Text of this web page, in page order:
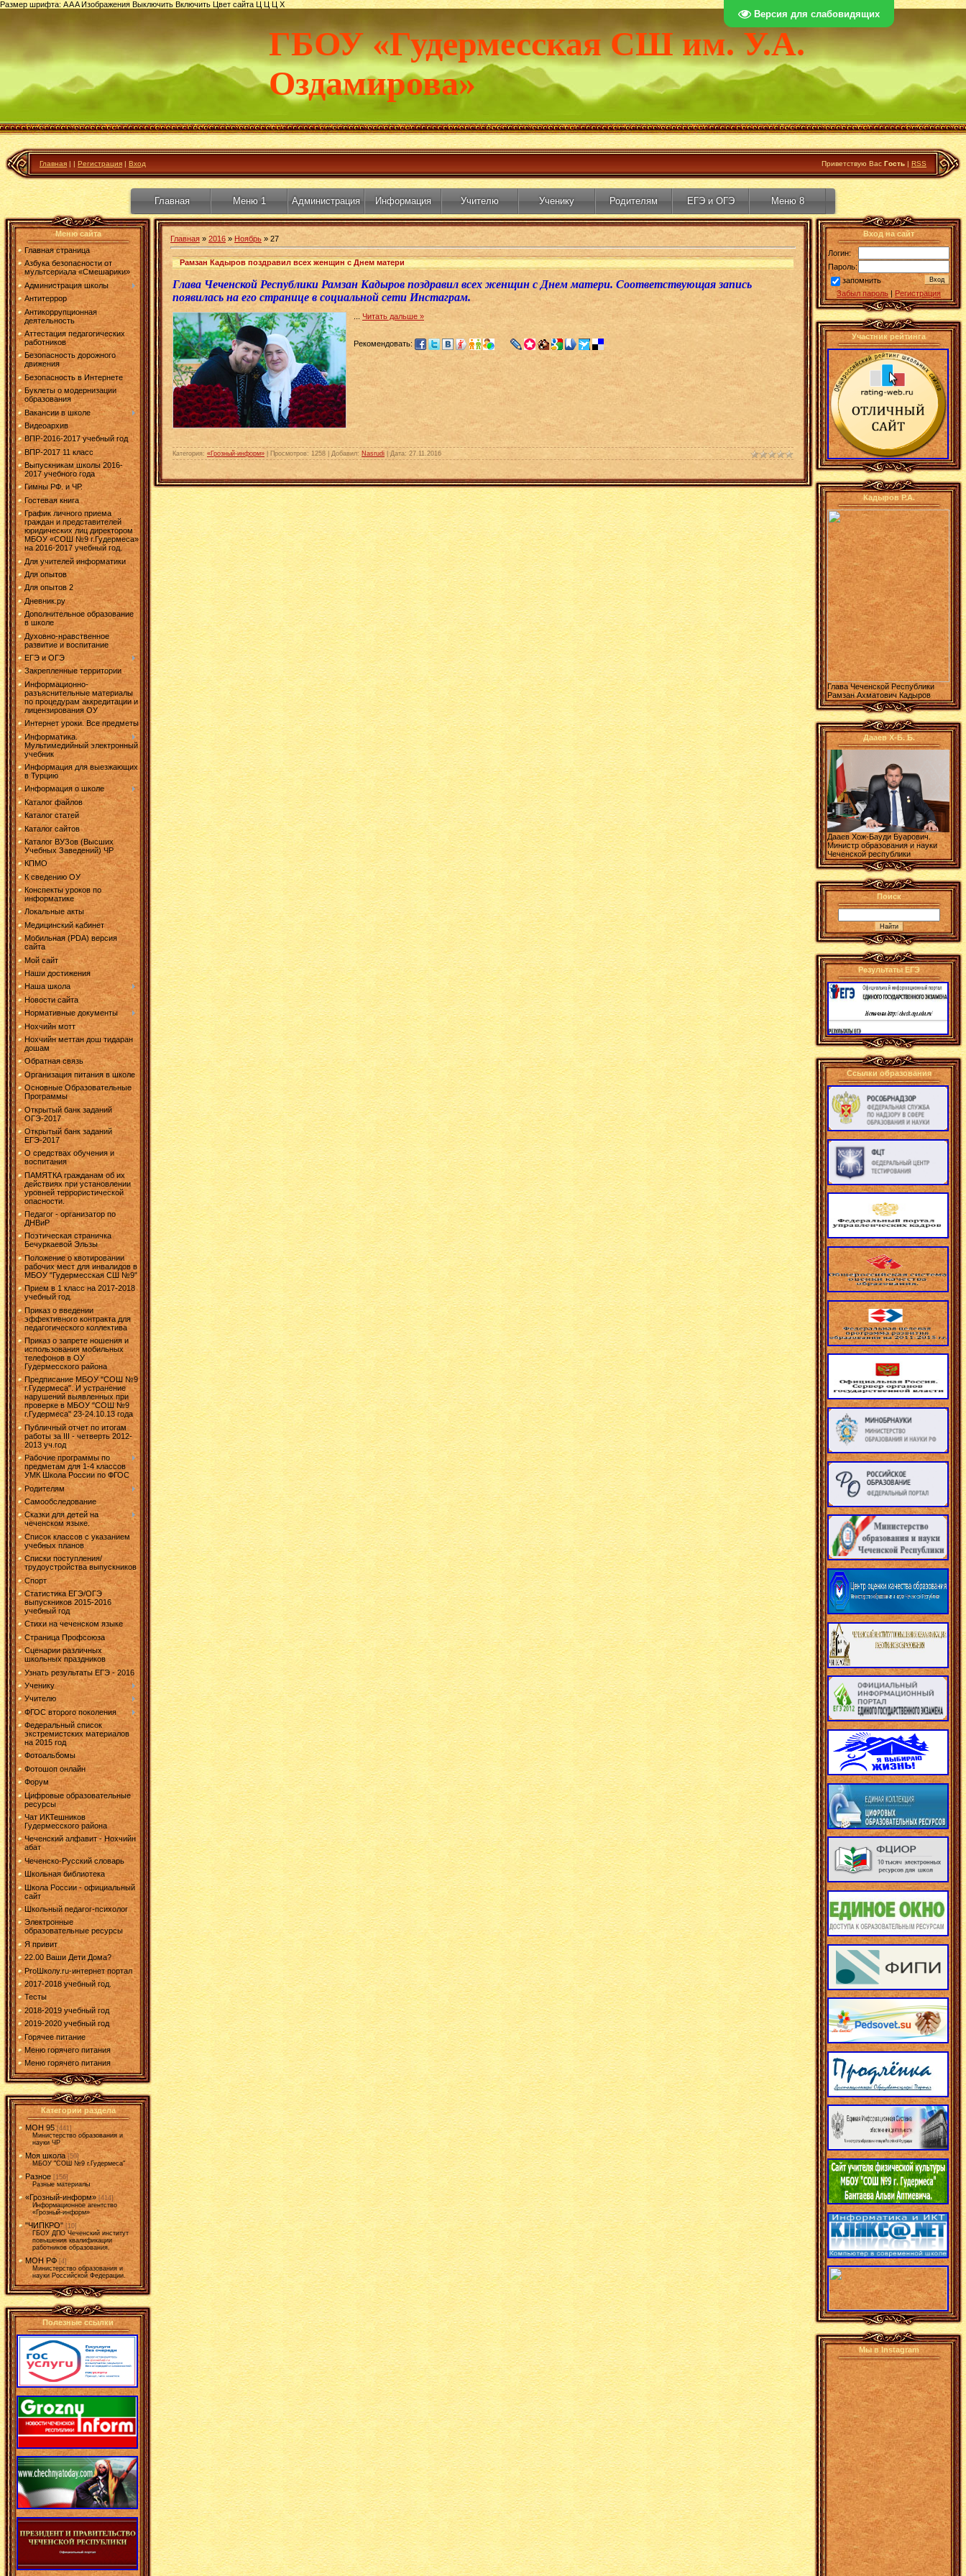
Версия для слабовидящих
Размер шрифта:AAAИзображения Выключить ВключитьЦвет сайта Ц Ц Ц Х
ГБОУ «Гудермесская СШ им. У.А.
Оздамирова»
Главная | | Регистрация | Вход Приветствую Вас Гость | RSS
Главная Меню 1 Администрация Информация Учителю Ученику Родителям ЕГЭ и ОГЭ Меню 8
Меню сайта
Главная страница
Азбука безопасности от
мультсериала «Смешарики»
Администрация школы
Антитеррор
Антикоррупционная
деятельность
Аттестация педагогических
работников
Безопасность дорожного
движения
Безопасность в Интернете
Буклеты о модернизации
образования
Вакансии в школе
Видеоархив
ВПР-2016-2017 учебный год
ВПР-2017 11 класс
Выпускникам школы 2016-
2017 учебного года
Гимны РФ. и ЧР.
Гостевая книга
График личного приема
граждан и представителей
юридических лиц директором
МБОУ «СОШ №9 г.Гудермеса»
на 2016-2017 учебный год.
Для учителей информатики
Для опытов
Для опытов 2
Дневник.ру
Дополнительное образование
в школе
Духовно-нравственное
развитие и воспитание
ЕГЭ и ОГЭ
Закрепленные территории
Информационно-
разъяснительные материалы
по процедурам аккредитации и
лицензирования ОУ
Интернет уроки. Все предметы
Информатика.
Мультимедийный электронный
учебник
Информация для выезжающих
в Турцию
Информация о школе
Каталог файлов
Каталог статей
Каталог сайтов
Каталог ВУЗов (Высших
Учебных Заведений) ЧР
КПМО
К сведению ОУ
Конспекты уроков по
информатике
Локальные акты
Медицинский кабинет
Мобильная (PDA) версия
сайта
Мой сайт
Наши достижения
Наша школа
Новости сайта
Нормативные документы
Нохчийн мотт
Нохчийн меттан дош тидаран
дошам
Обратная связь
Организация питания в школе
Основные Образовательные
Программы
Открытый банк заданий
ОГЭ-2017
Открытый банк заданий
ЕГЭ-2017
О средствах обучения и
воспитания
ПАМЯТКА гражданам об их
действиях при установлении
уровней террористической
опасности.
Педагог - организатор по
ДНВиР
Поэтическая страничка
Бечуркаевой Эльзы
Положение о квотировании
рабочих мест для инвалидов в
МБОУ "Гудермесская СШ №9"
Прием в 1 класс на 2017-2018
учебный год.
Приказ о введении
эффективного контракта для
педагогического коллектива
Приказ о запрете ношения и
использования мобильных
телефонов в ОУ
Гудермесского района
Предписание МБОУ "СОШ №9
г.Гудермеса". И устранение
нарушений выявленных при
проверке в МБОУ "СОШ №9
г.Гудермеса" 23-24.10.13 года
Публичный отчет по итогам
работы за III - четверть 2012-
2013 уч.год
Рабочие программы по
предметам для 1-4 классов
УМК Школа России по ФГОС
Родителям
Самообследование
Сказки для детей на
чеченском языке.
Список классов с указанием
учебных планов
Списки поступления/
трудоустройства выпускников
Спорт
Статистика ЕГЭ/ОГЭ
выпускников 2015-2016
учебный год
Стихи на чеченском языке
Страница Профсоюза
Сценарии различных
школьных праздников
Узнать результаты ЕГЭ - 2016
Ученику
Учителю
ФГОС второго поколения
Федеральный список
экстремистских материалов
на 2015 год
Фотоальбомы
Фотошоп онлайн
Форум
Цифровые образовательные
ресурсы
Чат ИКТешников
Гудермесского района
Чеченский алфавит - Нохчийн
абат
Чеченско-Русский словарь
Школьная библиотека
Школа России - официальный
сайт
Школьный педагог-психолог
Электронные
образовательные ресурсы
Я привит
22.00 Ваши Дети Дома?
ProШколу.ru-интернет портал
2017-2018 учебный год.
Тесты
2018-2019 учебный год
2019-2020 учебный год
Горячее питание
Меню горячего питания
Меню горячего питания
Категории раздела
МОН 95 [441]
Министерство образования и
науки ЧР
Моя школа [50]
МБОУ "СОШ №9 г.Гудермеса"
Разное [156]
Разные материалы
«Грозный-информ» [414]
Информационное агентство
«Грозный-информ»
"ЧИПКРО" [10]
ГБОУ ДПО Чеченский институт
повышения квалификации
работников образования.
МОН РФ [4]
Министерство образования и
науки Российской Федерации.
Полезные ссылки
Главная » 2016 » Ноябрь » 27
Рамзан Кадыров поздравил всех женщин с Днем матери
Глава Чеченской Республики Рамзан Кадыров поздравил всех женщин с Днем матери. Соответствующая запись
появилась на его странице в социальной сети Инстаграм.
Читать дальше »
Рекомендовать:
Категория: «Грозный-информ» | Просмотров: 1258 | Добавил: Nasrudi | Дата: 27.11.2016
Вход на сайт
Логин:
Пароль:
запомнить
Забыл пароль | Регистрация
Участник рейтинга
Кадыров Р.А.
Глава Чеченской Республики
Рамзан Ахматович Кадыров
Дааев Х-Б. Б.
Дааев Хож-Бауди Буарович.
Министр образования и науки
Чеченской республики
Поиск
Результаты ЕГЭ
Ссылки образования
Мы в Instagram